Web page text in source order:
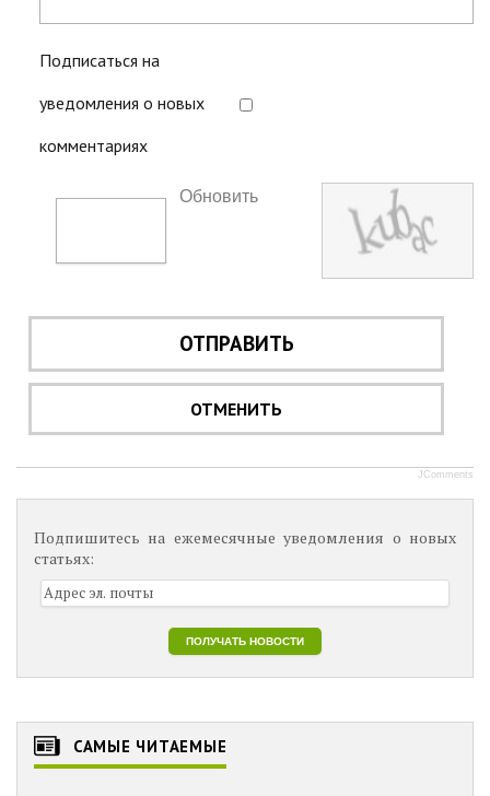
Подписаться на
уведомления о новых
комментариях
Обновить
ОТПРАВИТЬ
ОТМЕНИТЬ
JComments
Подпишитесь на ежемесячные уведомления о новых
статьях:
САМЫЕ ЧИТАЕМЫЕ